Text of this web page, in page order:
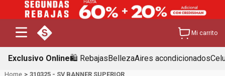
Mi carrito
Exclusivo Online🛍️ RebajasBellezaAires acondicionados
310325 - SV BANNER SUPERIOR